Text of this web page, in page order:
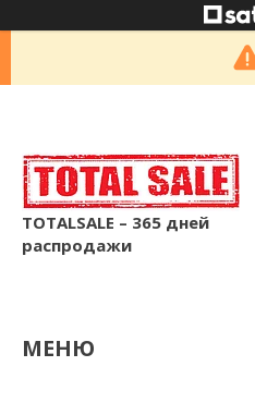
TOTALSALE – 365 дней
распродажи